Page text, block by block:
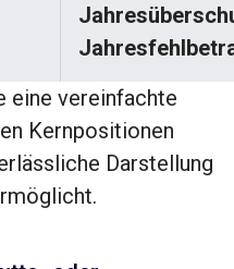
eine vereinfachte
Kernpositionen
Darstellung